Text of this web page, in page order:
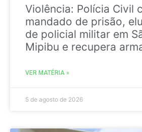
Violência: Polícia Civil
mandado de prisão,
de policial militar em
Mipibu e recupera
VER MATÉRIA »
5 de agosto de 2026